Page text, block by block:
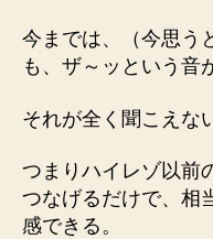
今までは、（今思う
も、ザ～ッという音
それが全く聞こえな
つまりハイレゾ以
つなげるだけで、相
感できる。